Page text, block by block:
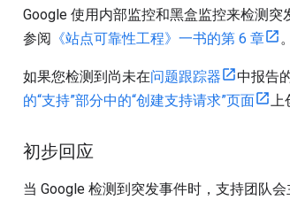
Google 使用内部监控和黑盒监控来检测
参阅 《站点可靠性工程》一书的第 6 章 。
如果您检测到尚未在问题跟踪器 中报告
的“支持”部分中的“创建支持请求”页面
初步回应
当 Google 检测到突发事件时，支持团队